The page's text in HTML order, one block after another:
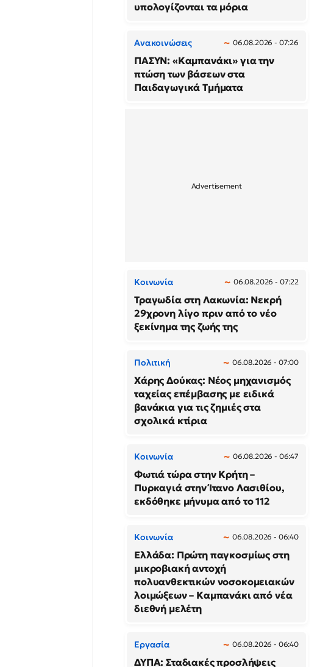
υπολογίζονται τα μόρια
Ανακοινώσεις 06.08.2026 - 07:26
ΠΑΣΥΝ: «Καμπανάκι» για την
πτώση των βάσεων στα
Παιδαγωγικά Τμήματα
Κοινωνία 06.08.2026 - 07:22
Τραγωδία στη Λακωνία: Νεκρή
29χρονη λίγο πριν από το νέο
ξεκίνημα της ζωής της
Πολιτική 06.08.2026 - 07:00
Χάρης Δούκας: Νέος μηχανισμός
ταχείας επέμβασης με ειδικά
βανάκια για τις ζημιές στα
σχολικά κτίρια
Κοινωνία 06.08.2026 - 06:47
Φωτιά τώρα στην Κρήτη –
Πυρκαγιά στην Ίτανο Λασιθίου,
εκδόθηκε μήνυμα από το 112
Κοινωνία 06.08.2026 - 06:40
Ελλάδα: Πρώτη παγκοσμίως στη
μικροβιακή αντοχή
πολυανθεκτικών νοσοκομειακών
λοιμώξεων – Καμπανάκι από νέα
διεθνή μελέτη
Εργασία 06.08.2026 - 06:40
ΔΥΠΑ: Σταδιακές προσλήψεις